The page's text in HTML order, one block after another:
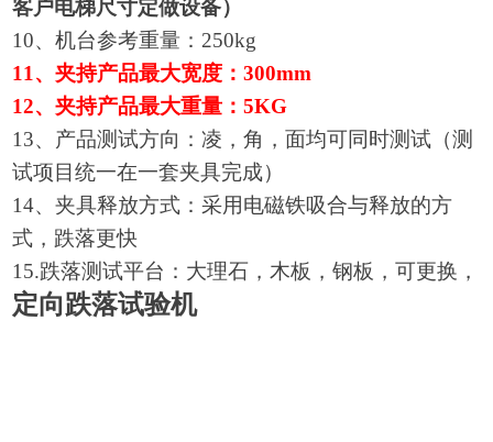
客户电梯尺寸定做设备）
10、机台参考重量：250kg
11、夹持产品最大宽度 ：300mm
12、夹持产品最大重量：5KG
13、产品测试方向：凌，角，面均可同时测试（测
试项目统一在一套夹具完成）
14、夹具释放方式：采用电磁铁吸合与释放的方
式，跌落更快
15.跌落测试平台：大理石，木板，钢板，可更换，
定向跌落试验机